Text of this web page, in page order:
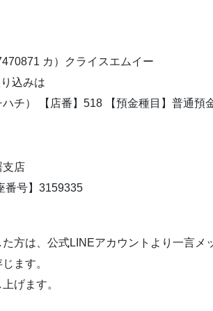
カ）クライスエムイー
込みは
ハチ） 【店番】518 【預金種目】普通預
支店
番号】3159335
方は、公式LINEアカウントより一言メ
ます。
げます。